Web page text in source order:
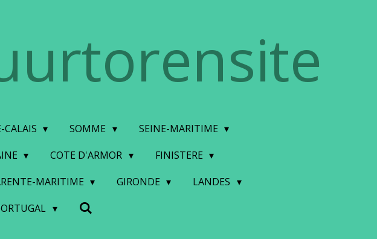
CALAIS SOMME
SEINE-MARITIME
COTE D'ARMOR
FINISTERE
MARITIME GIRONDE
LANDES